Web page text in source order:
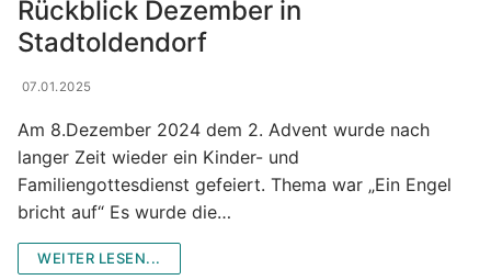
Der Kirchenvorstand
Der Pfarrgemeinderat
Wir sind für Sie da
Institutionelle Schutzkonzept (ISK)
Bildergalerie
Gruppen und Aktivitäten
Gruppen und Aktivitäten
Jugend-Veranstaltungs-Infos
Frauengruppe
Rückblick Dezember in
Stadtoldendorf
07.01.2025
Am 8.Dezember 2024 dem 2. Advent wurde nach
langer Zeit wieder ein Kinder- und
Familiengottesdienst gefeiert. Thema war „Ein Engel
bricht auf“ Es wurde die…
WEITER LESEN...